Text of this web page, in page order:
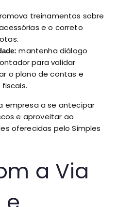
treinamentos sobre
e o correto
mantenha diálogo
para validar
o plano de contas e
empresa a se antecipar
e aproveitar ao
oferecidas pelo Simples
a Via